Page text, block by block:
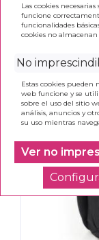
Las cookies
funcione
funcionalidades
cookies no
No
Estas cookies
web funcione y se
sobre el uso del sitio
análisis, anuncios y
su uso mientras
Ver no